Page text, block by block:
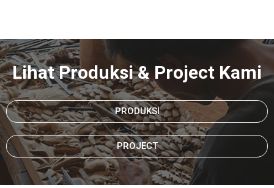
Lihat Produksi & Project Kami
PRODUKSI
PROJECT